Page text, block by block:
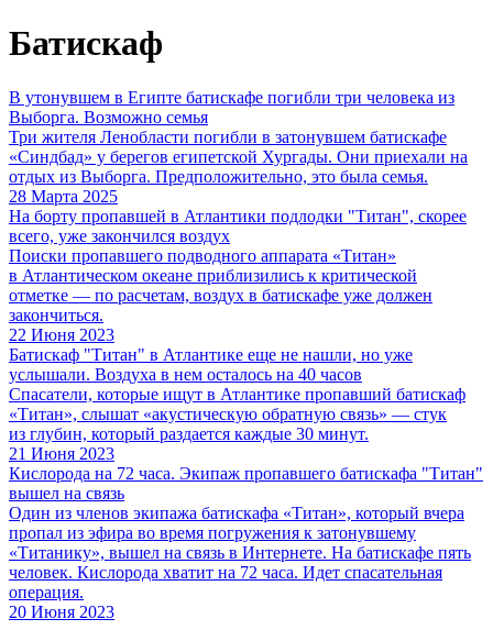
Батискаф
В утонувшем в Египте батискафе погибли три человека из
Выборга. Возможно семья
Три жителя Ленобласти погибли в затонувшем батискафе
«Синдбад» у берегов египетской Хургады. Они приехали на
отдых из Выборга. Предположительно, это была семья.
28 Марта 2025
На борту пропавшей в Атлантики подлодки "Титан", скорее
всего, уже закончился воздух
Поиски пропавшего подводного аппарата «Титан»
в Атлантическом океане приблизились к критической
отметке — по расчетам, воздух в батискафе уже должен
закончиться.
22 Июня 2023
Батискаф "Титан" в Атлантике еще не нашли, но уже
услышали. Воздуха в нем осталось на 40 часов
Спасатели, которые ищут в Атлантике пропавший батискаф
«Титан», слышат «акустическую обратную связь» — стук
из глубин, который раздается каждые 30 минут.
21 Июня 2023
Кислорода на 72 часа. Экипаж пропавшего батискафа "Титан"
вышел на связь
Один из членов экипажа батискафа «Титан», который вчера
пропал из эфира во время погружения к затонувшему
«Титанику», вышел на связь в Интернете. На батискафе пять
человек. Кислорода хватит на 72 часа. Идет спасательная
операция.
20 Июня 2023